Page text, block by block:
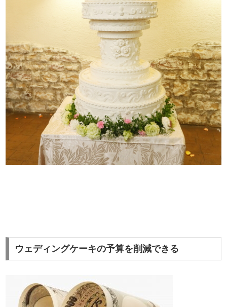
ウェディングケーキの予算を削減できる